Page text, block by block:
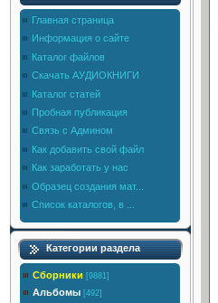
Главная страница
Информация о сайте
Каталог файлов
Скачать АУДИОКНИГИ
Каталог статей
Пробная публикация
Связь с Админом
Как добавить свой файл
Как заработать у нас
Образец создания мат...
Список каталогов, в ...
Категории раздела
Сборники [9881]
Альбомы [492]